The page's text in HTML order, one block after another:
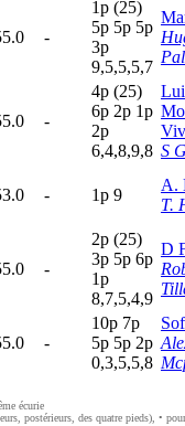
-
1p (25)
5p 5p 5p
3p
9,5,5,5,7
-
4p (25)
6p 2p 1p
2p
6,4,8,9,8 S
- 1p 9
A.
T.
-
2p (25)
3p 5p 6p
1p
8,7,5,4,9
D
-
10p 7p
5p 5p 2p
0,3,5,5,8
écurie
postérieurs, des quatre pieds), •